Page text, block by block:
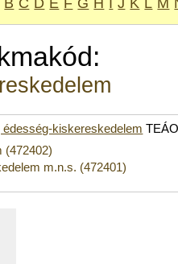
B C D E F G H I J K L M
kiskereskedelem
(472402)
m.n.s. (472401)